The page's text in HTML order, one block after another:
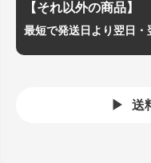
【それ以外の商品】
最短で発送日より翌日・
送